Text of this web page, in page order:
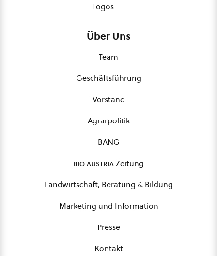
Logos
Über Uns
Team
Geschäftsführung
Vorstand
Agrarpolitik
BANG
bio austriaZeitung
Landwirtschaft, Beratung & Bildung
Marketing und Information
Presse
Kontakt